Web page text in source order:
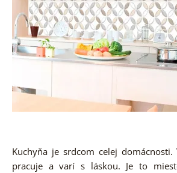
Kuchyňa je srdcom celej
pracuje a varí s láskou. Je to